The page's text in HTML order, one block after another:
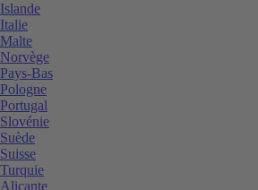
Islande
Italie
Malte
Norvège
Pays-Bas
Pologne
Portugal
Slovénie
Suède
Suisse
Turquie
Alicante